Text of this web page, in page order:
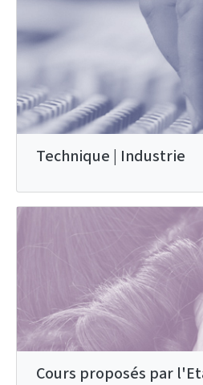
Technique | Industrie
Cours proposés par